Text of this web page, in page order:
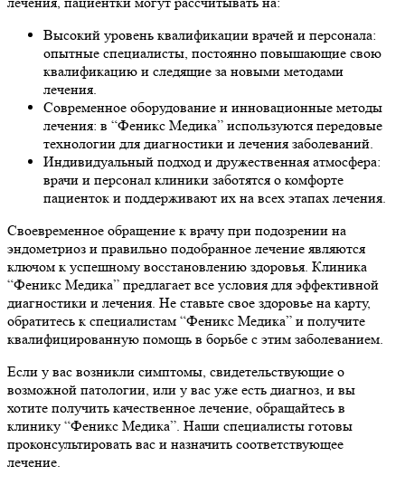
Высокий уровень квалификации врачей и персонала:
опытные специалисты, постоянно повышающие свою
квалификацию и следящие за новыми методами
лечения.
Современное оборудование и инновационные методы
лечения: в “Феникс Медика” используются передовые
технологии для диагностики и лечения заболеваний.
Индивидуальный подход и дружественная атмосфера:
врачи и персонал клиники заботятся о комфорте
пациенток и поддерживают их на всех этапах лечения.
Своевременное обращение к врачу при подозрении на
эндометриоз и правильно подобранное лечение являются
ключом к успешному восстановлению здоровья. Клиника
“Феникс Медика” предлагает все условия для эффективной
диагностики и лечения. Не ставьте свое здоровье на карту,
обратитесь к специалистам “Феникс Медика” и получите
квалифицированную помощь в борьбе с этим заболеванием.
Если у вас возникли симптомы, свидетельствующие о
возможной патологии, или у вас уже есть диагноз, и вы
хотите получить качественное лечение, обращайтесь в
клинику “Феникс Медика”. Наши специалисты готовы
проконсультировать вас и назначить соответствующее
лечение.